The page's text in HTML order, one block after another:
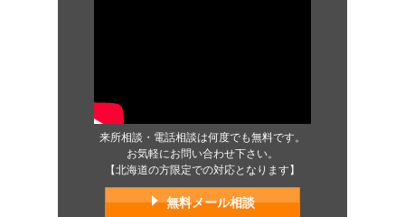
来所相談・電話相談は何度でも無料です。
お気軽にお問い合わせ下さい。
【北海道の方限定での対応となります】
無料メール相談